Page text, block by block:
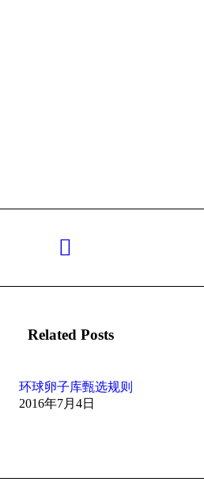
的
Related Posts
环球卵子库甄选规则
2016年7月4日